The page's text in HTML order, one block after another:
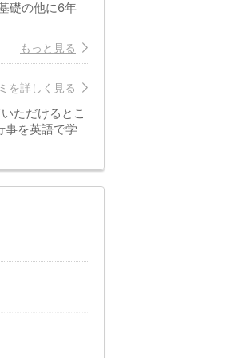
礎の他に6年
もっと見る
を詳しく見る
ただけるとこ
事を英語で学